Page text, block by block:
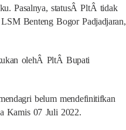
Pasalnya, statusÂ PltÂ tidak
Benteng Bogor Padjadjaran,
olehÂ PltÂ Bupati
belum mendefinitifkan
Kamis 07 Juli 2022.